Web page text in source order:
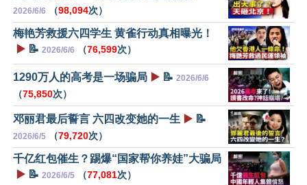
2026/6/6 （98,094次）
梅艳芳救援六四学生 黄雀行动真相曝光！
▶️ 📝 2026/6/6 （76,599次）
1290万人的高考是一场骗局 ▶️ 📝 2026/6/6
（75,850次）
邓丽君最后誓言 六四改变她的一生 ▶️ 📝
2026/6/5 （79,720次）
千亿红包催生？踢爆“国家帮你养娃”大骗局
▶️ 📝 2026/6/5 （77,081次）